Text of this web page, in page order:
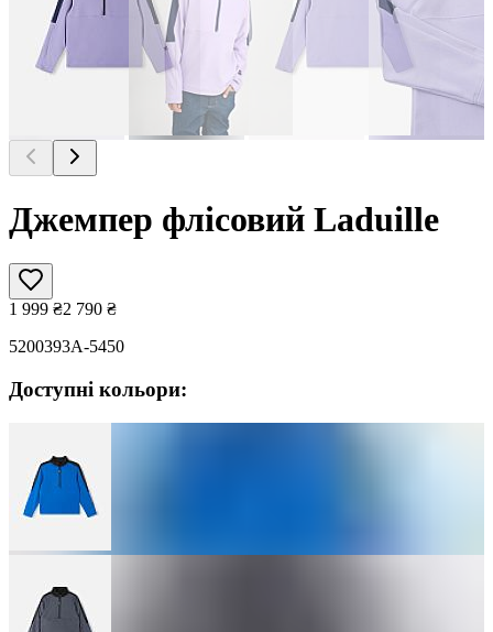
Джемпер флісовий Laduille
1 999 ₴2 790 ₴
5200393A-5450
Доступні кольори: